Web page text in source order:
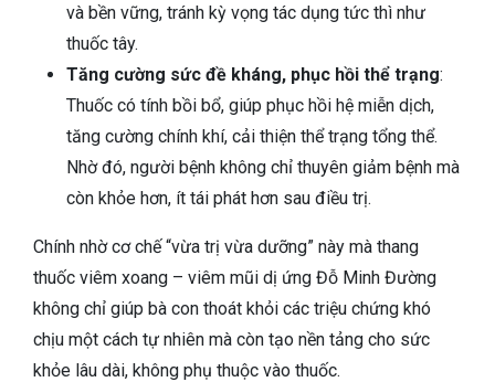
và bền vững, tránh kỳ vọng tác dụng tức thì như
thuốc tây.
Tăng cường sức đề kháng, phục hồi thể trạng:
Thuốc có tính bồi bổ, giúp phục hồi hệ miễn dịch,
tăng cường chính khí, cải thiện thể trạng tổng thể.
Nhờ đó, người bệnh không chỉ thuyên giảm bệnh mà
còn khỏe hơn, ít tái phát hơn sau điều trị.
Chính nhờ cơ chế “vừa trị vừa dưỡng” này mà thang
thuốc viêm xoang – viêm mũi dị ứng Đỗ Minh Đường
không chỉ giúp bà con thoát khỏi các triệu chứng khó
chịu một cách tự nhiên mà còn tạo nền tảng cho sức
khỏe lâu dài, không phụ thuộc vào thuốc.